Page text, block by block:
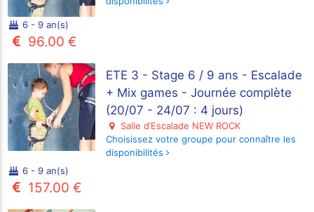
6 - 9 an(s)
96.00 €
ETE 3 - Stage 6 / 9 ans - Escalade
+ Mix games - Journée complète
(20/07 - 24/07 : 4 jours)
Salle d’Escalade NEW ROCK
Choisissez votre groupe pour connaître les
disponibilités
6 - 9 an(s)
157.00 €